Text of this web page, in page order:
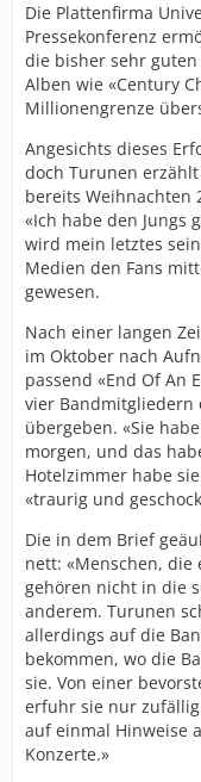
Die Plattenfirma
Pressekonferenz
die bisher sehr
Alben wie «Century
Millionengrenze
Angesichts dieses
doch Turunen
bereits Weihnachten
«Ich habe den Jungs
wird mein letztes
Medien den Fans
gewesen.
Nach einer langen
im Oktober nach
passend «End Of An
vier Bandmitgliedern
übergeben. «Sie
morgen, und das
Hotelzimmer habe
«traurig und
Die in dem Brief
nett: «Menschen,
gehören nicht in die
anderem. Turunen
allerdings auf die
bekommen, wo die
sie. Von einer
erfuhr sie nur
auf einmal Hinweise
Konzerte.»